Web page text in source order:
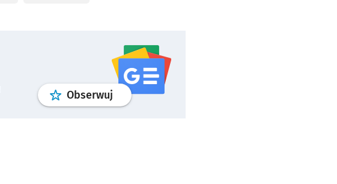
Obserwuj profilgoogle news